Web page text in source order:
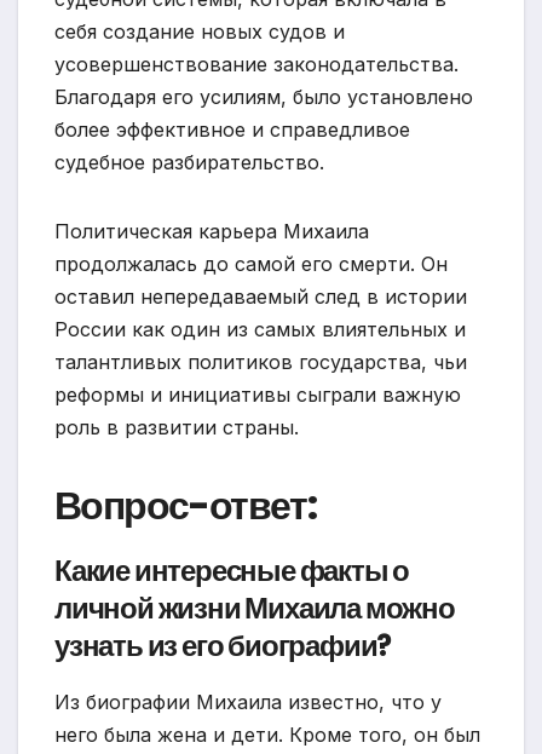
себя создание новых судов и
усовершенствование законодательства.
Благодаря его усилиям, было установлено
более эффективное и справедливое
судебное разбирательство.
Политическая карьера Михаила
продолжалась до самой его смерти. Он
оставил непередаваемый след в истории
России как один из самых влиятельных и
талантливых политиков государства, чьи
реформы и инициативы сыграли важную
роль в развитии страны.
Вопрос-ответ:
Какие интересные факты о
личной жизни Михаила можно
узнать из его биографии?
Из биографии Михаила известно, что у
него была жена и дети. Кроме того, он был